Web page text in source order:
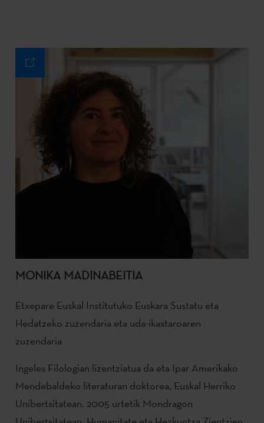
MONIKA MADINABEITIA
Etxepare Euskal Institutuko Euskara Sustatu eta
Hedatzeko zuzendaria eta uda-ikastaroaren
zuzendaria
Ingeles Filologian lizentziatua da eta Ipar Amerikako
Mendebaldeko literaturan doktorea, Euskal Herriko
Unibertsitatean. 2005 urtetik Mondragon